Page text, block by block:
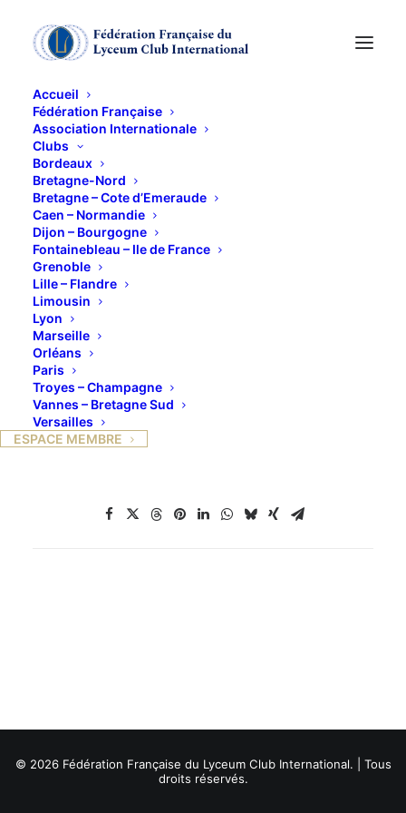
Accueil
Fédération Française
Association Internationale
Clubs
Bordeaux
Bretagne-Nord
Bretagne – Cote d’Emeraude
Caen – Normandie
Dijon – Bourgogne
Fontainebleau – Ile de France
Grenoble
Lille – Flandre
Limousin
Lyon
Marseille
Orléans
Paris
Troyes – Champagne
Vannes – Bretagne Sud
Versailles
ESPACE MEMBRE
DINER de NOËL
14 DÉCEMBRE 2011
Le REPAS de NOËL sera servi par le même traiteur
que l’an dernier.Nous vous indiquerons l’endroit de
ces festivités et leur prix dans le courant du mois
de novembre, par courrier séparé.
© 2026 Fédération Française du Lyceum Club International. | Tous
droits réservés.